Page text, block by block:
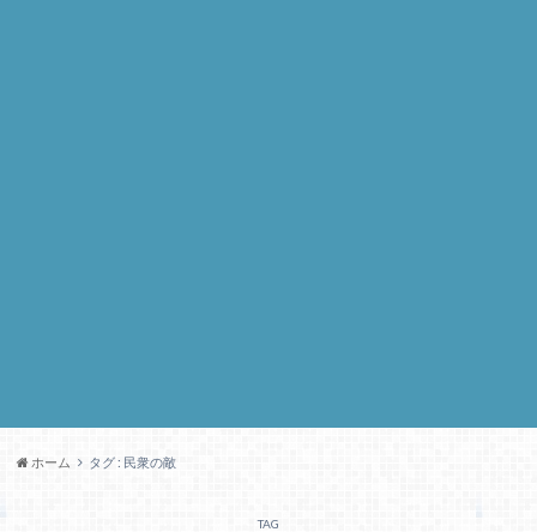
ホーム タグ : 民衆の敵
TAG